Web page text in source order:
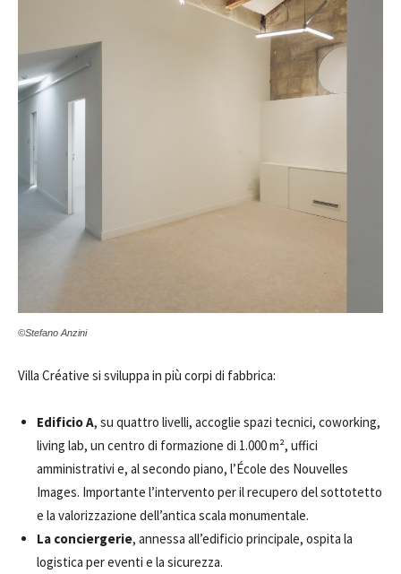
©Stefano Anzini
Villa Créative si sviluppa in più corpi di fabbrica:
Edificio A, su quattro livelli, accoglie spazi tecnici, coworking,
living lab, un centro di formazione di 1.000 m², uffici
amministrativi e, al secondo piano, l’École des Nouvelles
Images. Importante l’intervento per il recupero del sottotetto
e la valorizzazione dell’antica scala monumentale.
La conciergerie, annessa all’edificio principale, ospita la
logistica per eventi e la sicurezza.